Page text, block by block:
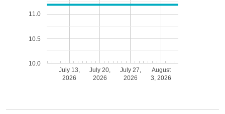
July 13,
2026
July 20,
2026
July 27,
2026
August
3, 2026
10.0
10.5
11.0